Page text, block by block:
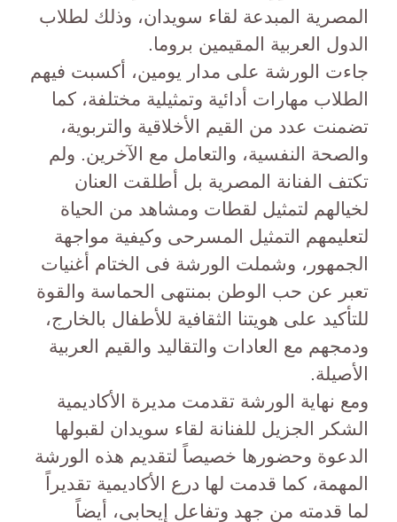
المصرية المبدعة لقاء سويدان، وذلك لطلاب
الدول العربية المقيمين بروما.
جاءت الورشة على مدار يومين، أكسبت فيهم
الطلاب مهارات أدائية وتمثيلية مختلفة، كما
تضمنت عدد من القيم الأخلاقية والتربوية،
والصحة النفسية، والتعامل مع الآخرين. ولم
تكتف الفنانة المصرية بل أطلقت العنان
لخيالهم لتمثيل لقطات ومشاهد من الحياة
لتعليمهم التمثيل المسرحى وكيفية مواجهة
الجمهور، وشملت الورشة فى الختام أغنيات
تعبر عن حب الوطن بمنتهى الحماسة والقوة
للتأكيد على هويتنا الثقافية للأطفال بالخارج،
ودمجهم مع العادات والتقاليد والقيم العربية
الأصيلة.
ومع نهاية الورشة تقدمت مديرة الأكاديمية
الشكر الجزيل للفنانة لقاء سويدان لقبولها
الدعوة وحضورها خصيصاً لتقديم هذه الورشة
المهمة، كما قدمت لها درع الأكاديمية تقديراً
لما قدمته من جهد وتفاعل إيحابى، أيضاً